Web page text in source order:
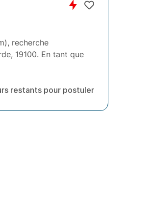
recherche
19100. En tant que
restants pour postuler